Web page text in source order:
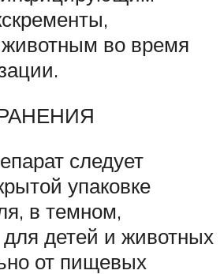
во время
следует
упаковке
в темном,
детей и животных
от пищевых